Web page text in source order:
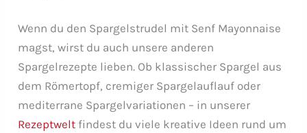
Wenn du den Spargelstrudel mit Senf Mayonnaise
magst, wirst du auch unsere anderen
Spargelrezepte lieben. Ob klassischer Spargel aus
dem Römertopf, cremiger Spargelauflauf oder
mediterrane Spargelvariationen – in unserer
Rezeptwelt findest du viele kreative Ideen rund um